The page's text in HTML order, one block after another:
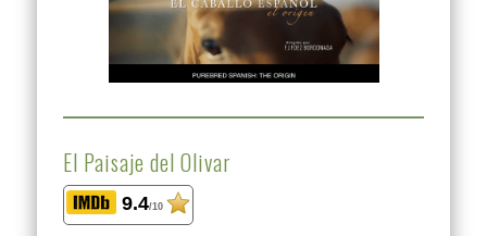
El Paisaje del Olivar
9.4/10